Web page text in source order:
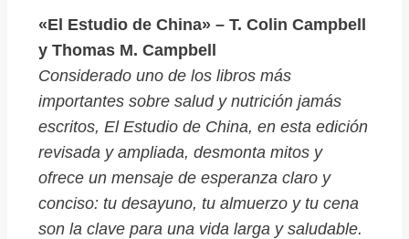
«El Estudio de China» – T. Colin Campbell
y Thomas M. Campbell
Considerado uno de los libros más
importantes sobre salud y nutrición jamás
escritos, El Estudio de China, en esta edición
revisada y ampliada, desmonta mitos y
ofrece un mensaje de esperanza claro y
conciso: tu desayuno, tu almuerzo y tu cena
son la clave para una vida larga y saludable.